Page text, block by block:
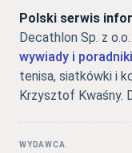
Polski serwis
Decathlon Sp. z
wywiady i poradniki
tenisa, siatkówki i
Krzysztof Kwaśny.
WYDAWCA